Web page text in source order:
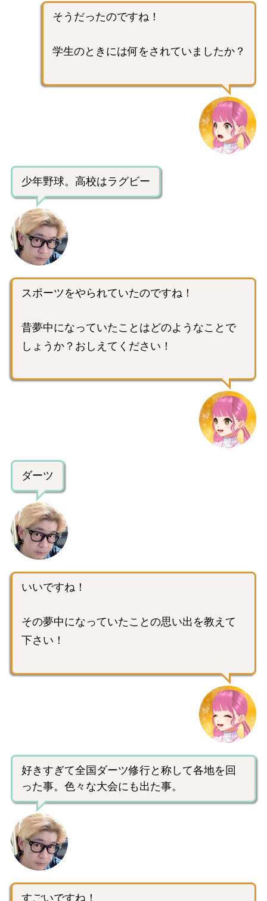
そうだったのですね！
学生のときには何をされていましたか？
少年野球。高校はラグビー
スポーツをやられていたのですね！
昔夢中になっていたことはどのようなことで
しょうか？おしえてください！
ダーツ
いいですね！
その夢中になっていたことの思い出を教えて
下さい！
好きすぎて全国ダーツ修行と称して各地を回
った事。色々な大会にも出た事。
すごいですね！